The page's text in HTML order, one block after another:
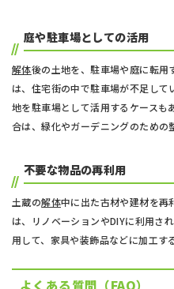
庭や駐車場としての活用
解体後の土地を、駐車場や庭に転用
は、住宅街の中で駐車場が不足して
地を駐車場として活用するケースも
合は、緑化やガーデニングのための
不要な物品の再利用
土蔵の解体中に出た古材や建材を再
は、リノベーションやDIYに利用さ
用して、家具や装飾品などに加工す
よくある質問（FAQ）